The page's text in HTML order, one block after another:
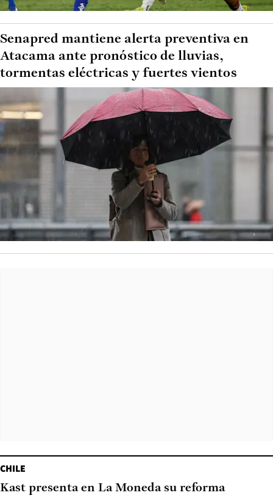
Senapred mantiene alerta preventiva en
Atacama ante pronóstico de lluvias,
tormentas eléctricas y fuertes vientos
CHILE
Kast presenta en La Moneda su reforma